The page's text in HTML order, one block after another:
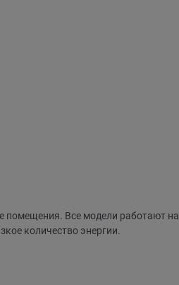
помещения. Все модели работают на
количество энергии.